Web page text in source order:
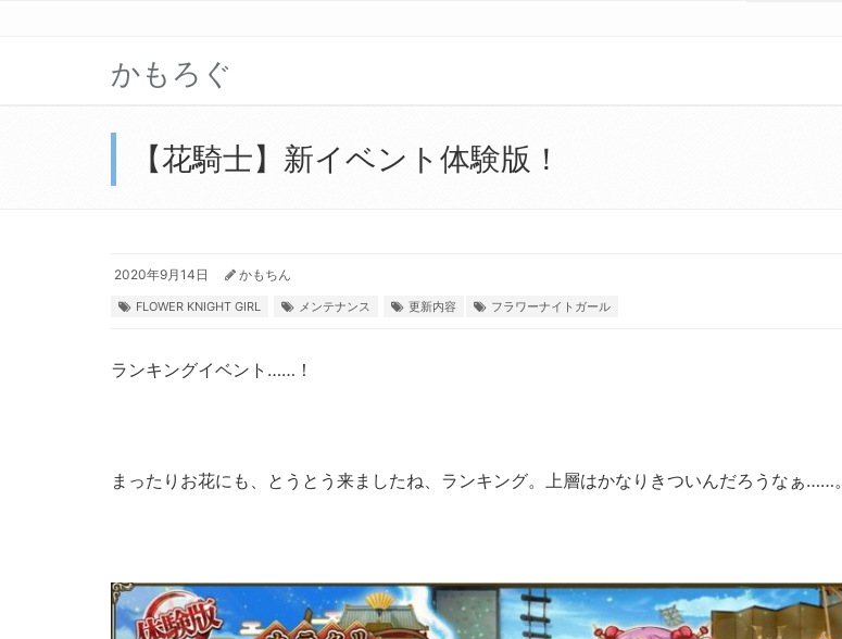
かもろぐ
【花騎士】新イベント体験版！
2020年9月14日 かもちん
FLOWER KNIGHT GIRL メンテナンス 更新内容 フラワーナイトガール
ランキングイベント……！
まったりお花にも、とうとう来ましたね、ランキング。上層はかなりきついんだろうなぁ……。